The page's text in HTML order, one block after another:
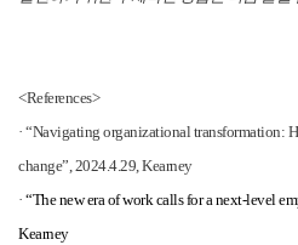
<References>
· “Navigating organizational transformation:
change”, 2024.4.29, Kearney
· “The new era of work calls for a next-level
Kearney